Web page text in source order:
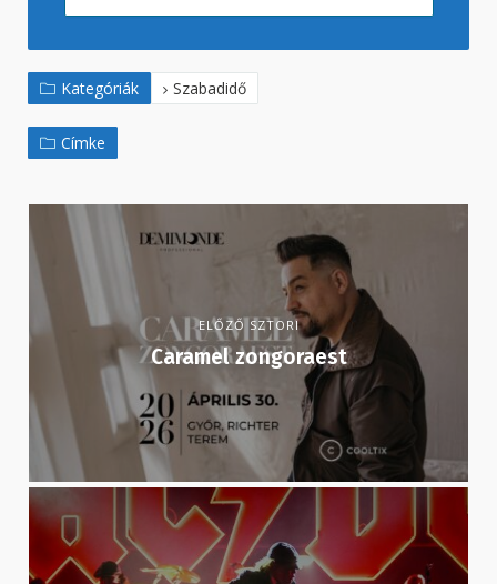
Kategóriák Szabadidő
Címke
ELŐZŐ SZTORI
Caramel zongoraest